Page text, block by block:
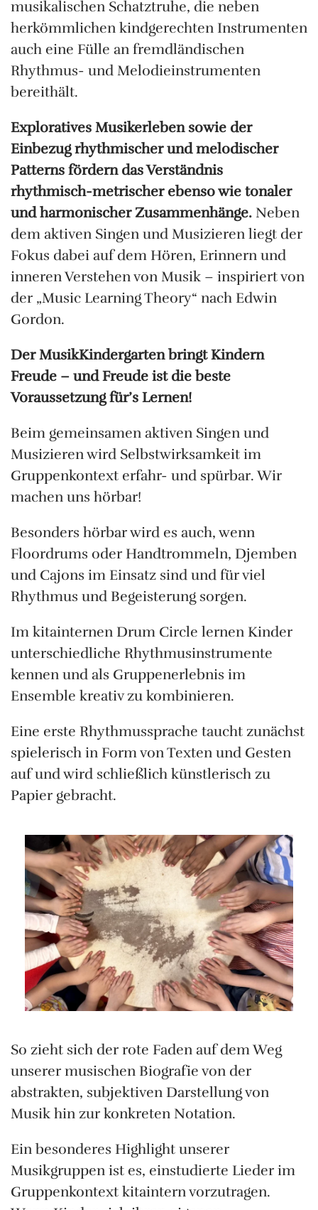
musikalischen Schatztruhe, die neben
herkömmlichen kindgerechten Instrumenten
auch eine Fülle an fremdländischen
Rhythmus- und Melodieinstrumenten
bereithält.
Exploratives Musikerleben sowie der
Einbezug rhythmischer und melodischer
Patterns fördern das Verständnis
rhythmisch-metrischer ebenso wie tonaler
und harmonischer Zusammenhänge. Neben
dem aktiven Singen und Musizieren liegt der
Fokus dabei auf dem Hören, Erinnern und
inneren Verstehen von Musik – inspiriert von
der „Music Learning Theory“ nach Edwin
Gordon.
Der MusikKindergarten bringt Kindern
Freude – und Freude ist die beste
Voraussetzung für’s Lernen!
Beim gemeinsamen aktiven Singen und
Musizieren wird Selbstwirksamkeit im
Gruppenkontext erfahr- und spürbar. Wir
machen uns hörbar!
Besonders hörbar wird es auch, wenn
Floordrums oder Handtrommeln, Djemben
und Cajons im Einsatz sind und für viel
Rhythmus und Begeisterung sorgen.
Im kitainternen Drum Circle lernen Kinder
unterschiedliche Rhythmusinstrumente
kennen und als Gruppenerlebnis im
Ensemble kreativ zu kombinieren.
Eine erste Rhythmussprache taucht zunächst
spielerisch in Form von Texten und Gesten
auf und wird schließlich künstlerisch zu
Papier gebracht.
So zieht sich der rote Faden auf dem Weg
unserer musischen Biografie von der
abstrakten, subjektiven Darstellung von
Musik hin zur konkreten Notation.
Ein besonderes Highlight unserer
Musikgruppen ist es, einstudierte Lieder im
Gruppenkontext kitaintern vorzutragen.